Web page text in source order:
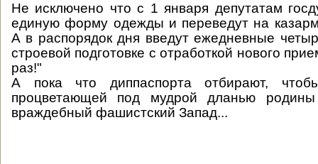
Не исключено что с 1 января депутатам
единую форму одежды и переведут на
А в распорядок дня введут ежедневные
строевой подготовке с отработкой нового
раз!"
А пока что диппаспорта отбирают,
процветающей под мудрой дланью
враждебный фашистский Запад...